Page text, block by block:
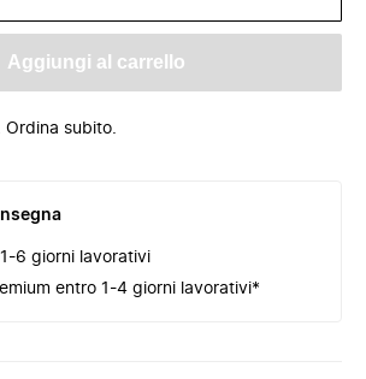
Aggiungi al carrello
Ordina subito.
6 giorni lavorativi
entro 1-4 giorni lavorativi*